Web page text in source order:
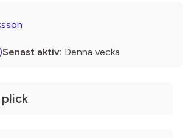
Senast aktiv: Denna vecka
plick